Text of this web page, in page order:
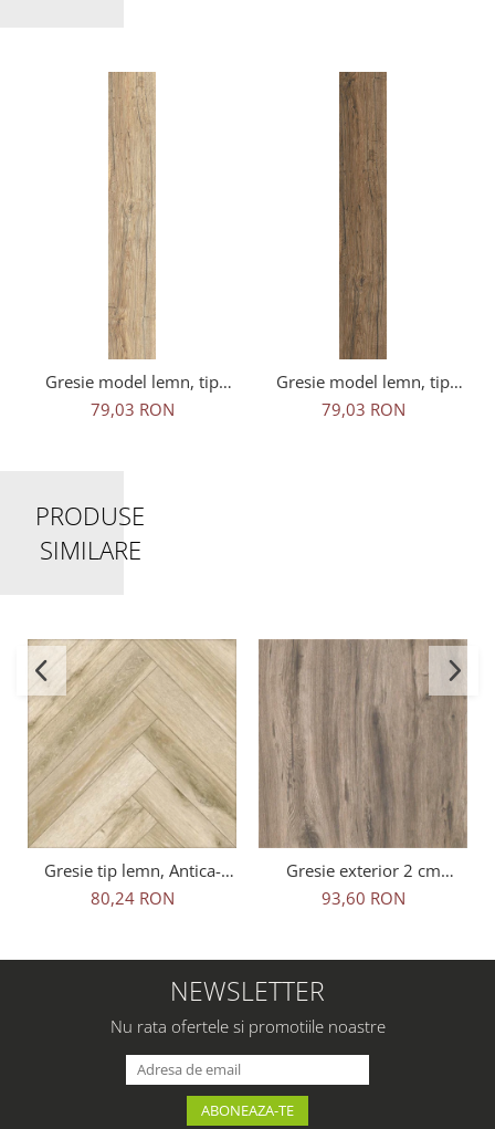
Gresie model lemn, tip
parchet, Denver Beige
6425, 15x90 cm, bej
79,03 RON
Gresie model lemn, tip
parchet, Denver Brown
6427, 15x90 cm, maro
79,03 RON
PRODUSE
SIMILARE
Gresie tip lemn, Antica-
Rustic Natural 6093, 45x45
cm, portelanata, bej, finisaj
80,24 RON
Gresie exterior 2 cm
Natura Wood Oak Outdoor
maro, 0.73mp/cut
93,60 RON
NEWSLETTER
Nu rata ofertele si promotiile noastre